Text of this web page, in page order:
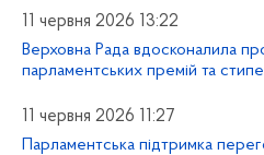
11 червня 2026 13:22
Верховна Рада вдосконалила
парламентських премій та
11 червня 2026 11:27
Парламентська підтримка